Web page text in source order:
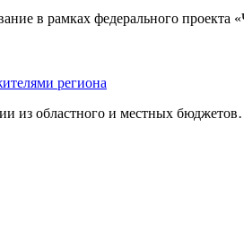
в рамках федерального
региона
из областного и местных